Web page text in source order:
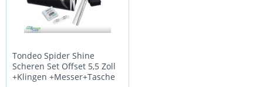
Tondeo Spider Shine
Scheren Set Offset 5,5 Zoll
+Klingen +Messer+Tasche